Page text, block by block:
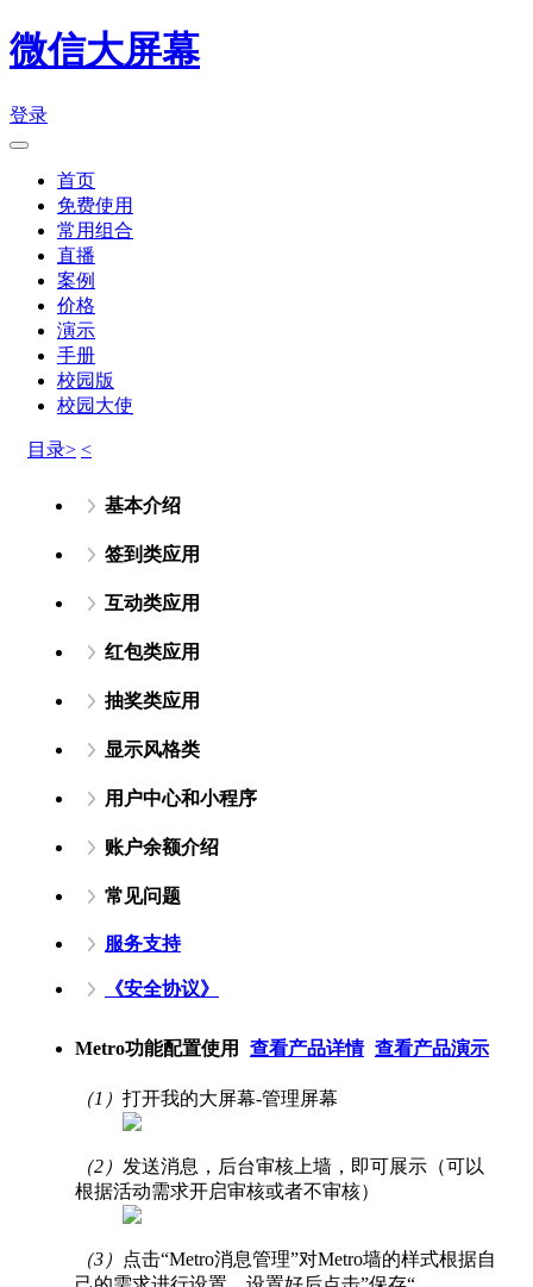
微信大屏幕
登录
首页
免费使用
常用组合
直播
案例
价格
演示
手册
校园版
校园大使
目录> <
基本介绍
签到类应用
互动类应用
红包类应用
抽奖类应用
显示风格类
用户中心和小程序
账户余额介绍
常见问题
服务支持
《安全协议》
Metro功能配置使用 查看产品详情 查看产品演示
（1） 打开我的大屏幕-管理屏幕
（2） 发送消息，后台审核上墙，即可展示（可以
根据活动需求开启审核或者不审核）
（3）
点击“Metro消息管理”对Metro墙的样式根据自